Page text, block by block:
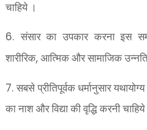
चाहिये ।
6. संसार का उपकार करना इस
शारीरिक, आत्मिक और सामाजिक
7.सबसे प्रीतिपूर्वक धर्मानुसार
का नाश और विद्या की वृद्धि करनी चाहिये